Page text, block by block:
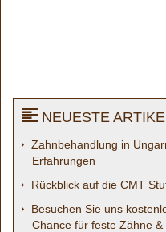
NEUESTE
Zahnbehandlung in
Erfahrungen
Rückblick auf die CMT
Besuchen Sie uns
Chance für feste Zähne